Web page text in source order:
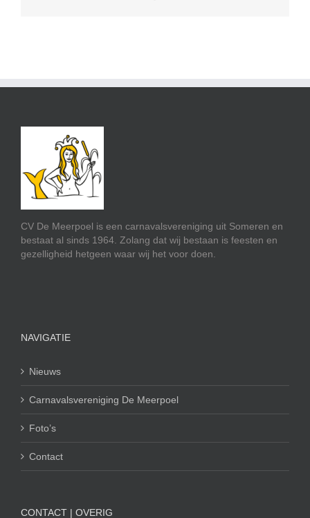
CV De Meerpoel is een carnavalsvereniging uit Someren en
bestaat al sinds 1964. Zolang dat wij bestaan is feesten en
gezelligheid hetgeen waar wij het voor doen.
NAVIGATIE
Nieuws
Carnavalsvereniging De Meerpoel
Foto’s
Contact
CONTACT | OVERIG